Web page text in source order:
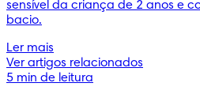
sensível da criança de 2 anos e
bacio.
Ler mais
Ver artigos relacionados
5 min de leitura